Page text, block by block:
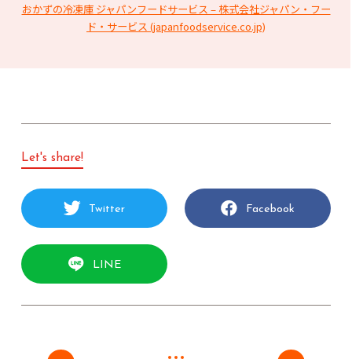
おかずの冷凍庫 ジャパンフードサービス – 株式会社ジャパン・フー
ド・サービス (japanfoodservice.co.jp)
Let's share!
Twitter Facebook
LINE